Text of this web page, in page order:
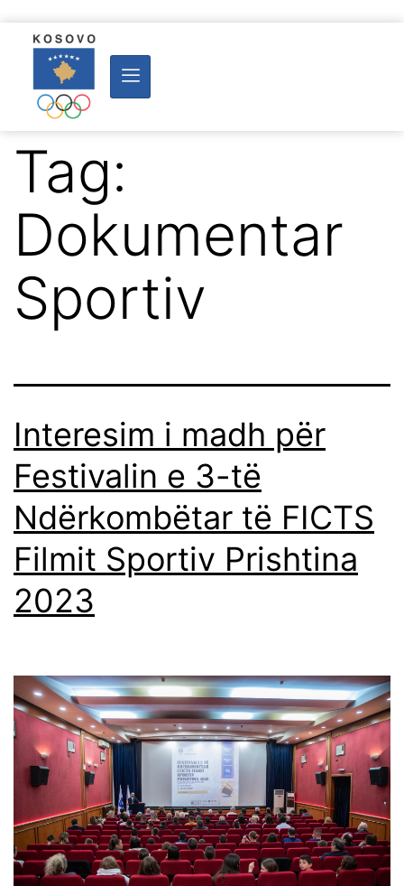
Tag:
Dokumentar
Sportiv
Interesim i madh për
Festivalin e 3-të
Ndërkombëtar të FICTS
Filmit Sportiv Prishtina
2023